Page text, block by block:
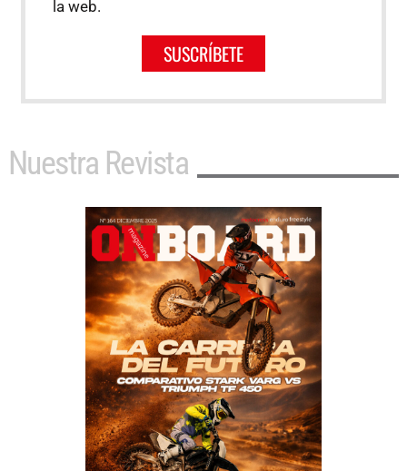
la web.
SUSCRÍBETE
Nuestra Revista